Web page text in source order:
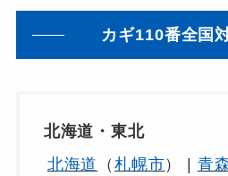
カギ110番全国
北海道・東北
北海道
（札幌市） | 青